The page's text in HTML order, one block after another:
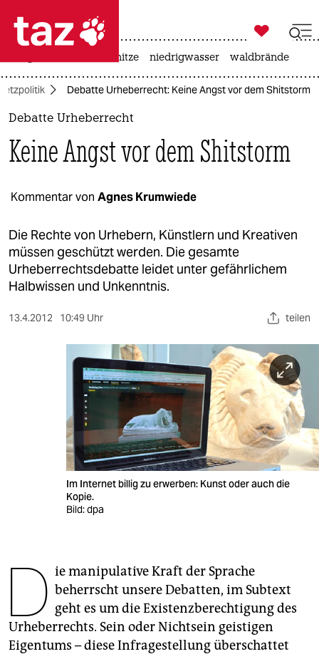
 taz zahl ich
taz zahl ich
politik
öko
gesellschaft
kultur
sport
berlin
veranstaltungen
genossenschaft
epaper login

taz zahl ich
hitze niedrigwasser waldbrände
Debatte Urheberrecht: Keine Angst vor dem Shitstorm
Debatte Urheberrecht
Keine Angst vor dem Shitstorm
Kommentar von Agnes Krumwiede
Die Rechte von Urhebern, Künstlern und Kreativen
müssen geschützt werden. Die gesamte
Urheberrechtsdebatte leidet unter gefährlichem
Halbwissen und Unkenntnis.
13.4.2012 10:49 Uhr teilen
Im Internet billig zu erwerben: Kunst oder auch die
Kopie.
Bild: dpa
D ie manipulative Kraft der Sprache
beherrscht unsere Debatten, im Subtext
geht es um die Existenzberechtigung des
Urheberrechts. Sein oder Nichtsein geistigen
Eigentums – diese Infragestellung überschattet